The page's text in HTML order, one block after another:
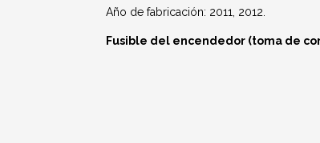
Año de fabricación: 2011, 2012.
Fusible del encendedor (toma de